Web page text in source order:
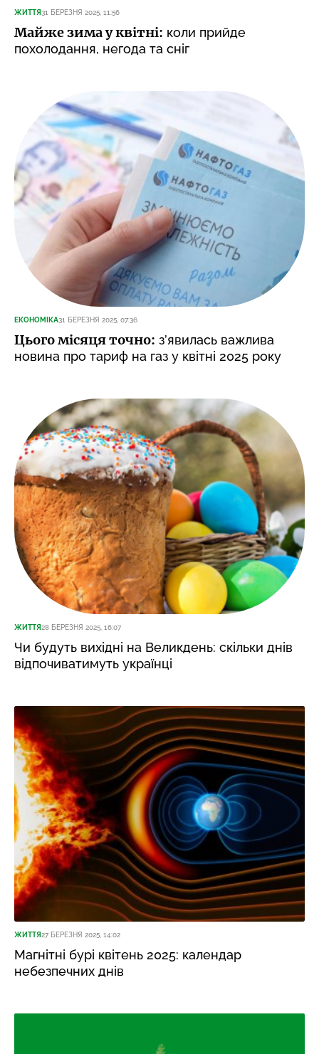
ЖИТТЯ31 БЕРЕЗНЯ 2025, 11:56
Майже зима у квітні: коли прийде
похолодання, негода та сніг
ЕКОНОМІКА31 БЕРЕЗНЯ 2025, 07:36
Цього місяця точно: з’явилась важлива
новина про тариф на газ у квітні 2025 року
ЖИТТЯ28 БЕРЕЗНЯ 2025, 16:07
Чи будуть вихідні на Великдень: скільки днів
відпочиватимуть українці
ЖИТТЯ27 БЕРЕЗНЯ 2025, 14:02
Магнітні бурі квітень 2025: календар
небезпечних днів